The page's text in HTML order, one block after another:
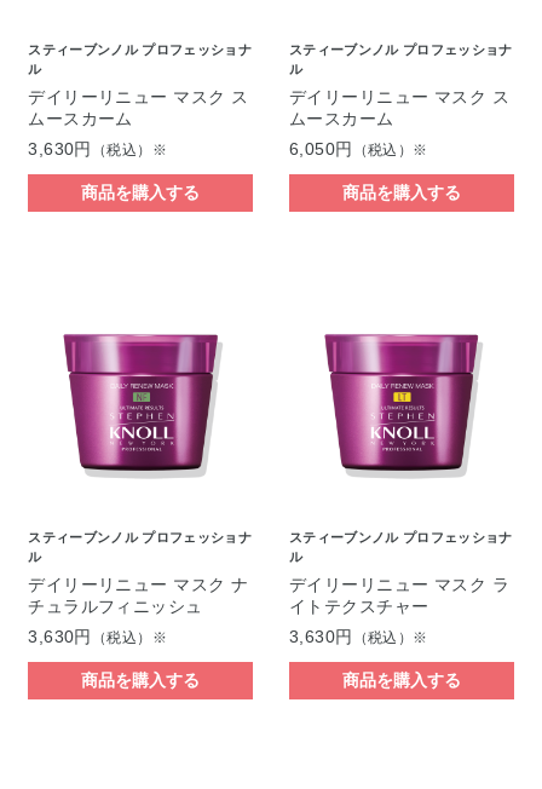
スティーブンノル プロフェッショナ
ル
デイリーリニュー マスク ス
ムースカーム
3,630円
（税込）※
商品を購入する
スティーブンノル プロフェッショナ
ル
デイリーリニュー マスク ス
ムースカーム
6,050円
（税込）※
商品を購入する
スティーブンノル プロフェッショナ
ル
デイリーリニュー マスク ナ
チュラルフィニッシュ
3,630円
（税込）※
商品を購入する
スティーブンノル プロフェッショナ
ル
デイリーリニュー マスク ラ
イトテクスチャー
3,630円
（税込）※
商品を購入する